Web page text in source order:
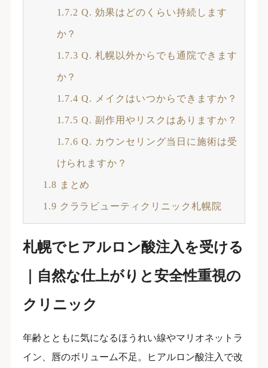
1.7.2 Q. 効果はどのくらい持続します
か？
1.7.3 Q. 札幌以外からでも通院できます
か？
1.7.4 Q. メイクはいつからできますか？
1.7.5 Q. 副作用やリスクはありますか？
1.7.6 Q. カウンセリング当日に施術は受
けられますか？
1.8 まとめ
1.9 クララビューティクリニック札幌院
札幌でヒアルロン酸注入を受ける
｜自然な仕上がりと安全性重視の
クリニック
年齢とともに気になるほうれい線やマリオネットラ
イン、唇のボリューム不足。ヒアルロン酸注入で改